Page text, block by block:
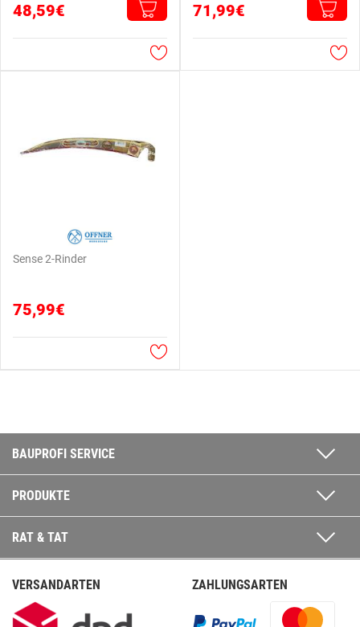
48,59€ 71,99€
Sense 2-Rinder
75,99€
BAUPROFI SERVICE
PRODUKTE
RAT & TAT
VERSANDARTEN ZAHLUNGSARTEN